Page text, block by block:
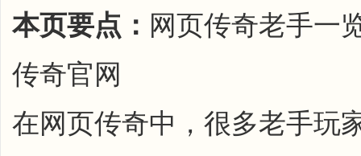
本页要点： 网页传奇老手一
传奇官网
在网页传奇中，很多老手玩